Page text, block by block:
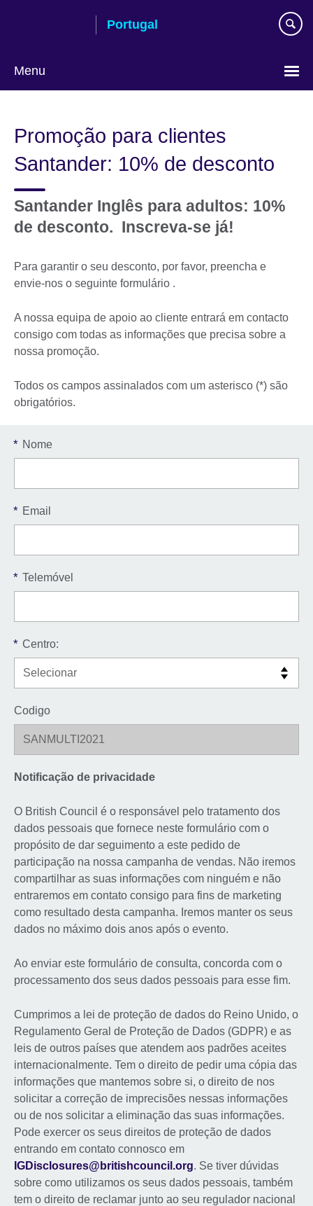
Portugal
Menu
língua
Promoção para clientes
Santander: 10% de desconto
Santander Inglês para adultos: 10%
de desconto. Inscreva-se já!
Para garantir o seu desconto, por favor, preencha e
envie-nos o seguinte formulário .
A nossa equipa de apoio ao cliente entrará em contacto
consigo com todas as informações que precisa sobre a
nossa promoção.
Todos os campos assinalados com um asterisco (*) são
obrigatórios.
* Nome
* Email
* Telemóvel
* Centro:
Codigo
Notificação de privacidade
O British Council é o responsável pelo tratamento dos
dados pessoais que fornece neste formulário com o
propósito de dar seguimento a este pedido de
participação na nossa campanha de vendas. Não iremos
compartilhar as suas informações com ninguém e não
entraremos em contato consigo para fins de marketing
como resultado desta campanha. Iremos manter os seus
dados no máximo dois anos após o evento.
Ao enviar este formulário de consulta, concorda com o
processamento dos seus dados pessoais para esse fim.
Cumprimos a lei de proteção de dados do Reino Unido, o
Regulamento Geral de Proteção de Dados (GDPR) e as
leis de outros países que atendem aos padrões aceites
internacionalmente. Tem o direito de pedir uma cópia das
informações que mantemos sobre si, o direito de nos
solicitar a correção de imprecisões nessas informações
ou de nos solicitar a eliminação das suas informações.
Pode exercer os seus direitos de proteção de dados
entrando em contato connosco em
IGDisclosures@britishcouncil.org. Se tiver dúvidas
sobre como utilizamos os seus dados pessoais, também
tem o direito de reclamar junto ao seu regulador nacional